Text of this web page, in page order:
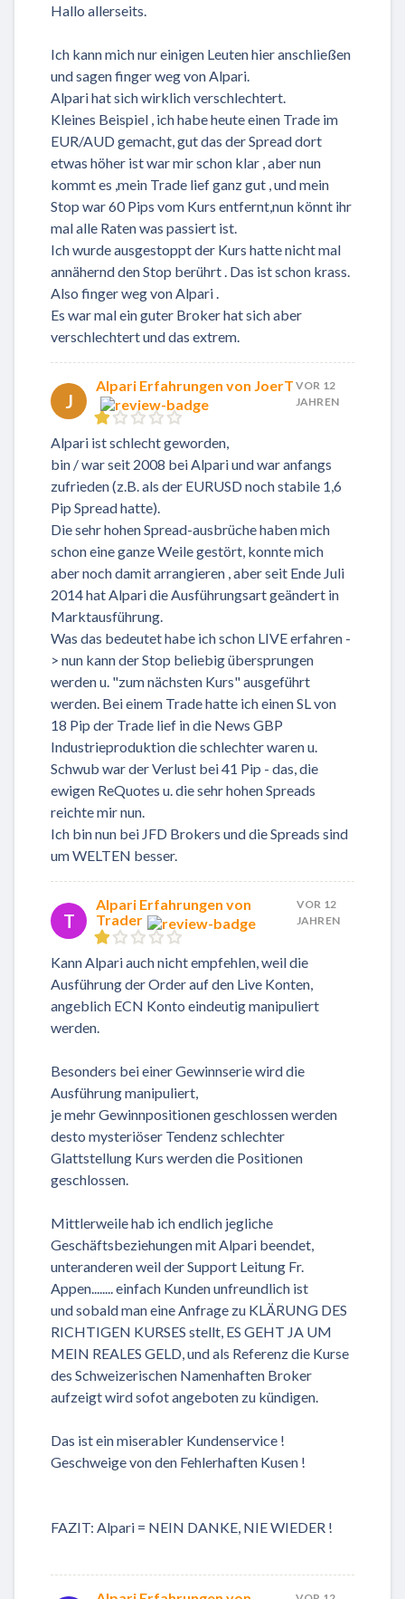
Hallo allerseits.
Ich kann mich nur einigen Leuten hier anschließen
und sagen finger weg von Alpari.
Alpari hat sich wirklich verschlechtert.
Kleines Beispiel , ich habe heute einen Trade im
EUR/AUD gemacht, gut das der Spread dort
etwas höher ist war mir schon klar , aber nun
kommt es ,mein Trade lief ganz gut , und mein
Stop war 60 Pips vom Kurs entfernt,nun könnt ihr
mal alle Raten was passiert ist.
Ich wurde ausgestoppt der Kurs hatte nicht mal
annähernd den Stop berührt . Das ist schon krass.
Also finger weg von Alpari .
Es war mal ein guter Broker hat sich aber
verschlechtert und das extrem.
J
Alpari Erfahrungen von JoerT VOR 12
JAHREN
Alpari ist schlecht geworden,
bin / war seit 2008 bei Alpari und war anfangs
zufrieden (z.B. als der EURUSD noch stabile 1,6
Pip Spread hatte).
Die sehr hohen Spread-ausbrüche haben mich
schon eine ganze Weile gestört, konnte mich
aber noch damit arrangieren , aber seit Ende Juli
2014 hat Alpari die Ausführungsart geändert in
Marktausführung.
Was das bedeutet habe ich schon LIVE erfahren -
> nun kann der Stop beliebig übersprungen
werden u. "zum nächsten Kurs" ausgeführt
werden. Bei einem Trade hatte ich einen SL von
18 Pip der Trade lief in die News GBP
Industrieproduktion die schlechter waren u.
Schwub war der Verlust bei 41 Pip - das, die
ewigen ReQuotes u. die sehr hohen Spreads
reichte mir nun.
Ich bin nun bei JFD Brokers und die Spreads sind
um WELTEN besser.
T
Alpari Erfahrungen von
Trader
VOR 12
JAHREN
Kann Alpari auch nicht empfehlen, weil die
Ausführung der Order auf den Live Konten,
angeblich ECN Konto eindeutig manipuliert
werden.
Besonders bei einer Gewinnserie wird die
Ausführung manipuliert,
je mehr Gewinnpositionen geschlossen werden
desto mysteriöser Tendenz schlechter
Glattstellung Kurs werden die Positionen
geschlossen.
Mittlerweile hab ich endlich jegliche
Geschäftsbeziehungen mit Alpari beendet,
unteranderen weil der Support Leitung Fr.
Appen........ einfach Kunden unfreundlich ist
und sobald man eine Anfrage zu KLÄRUNG DES
RICHTIGEN KURSES stellt, ES GEHT JA UM
MEIN REALES GELD, und als Referenz die Kurse
des Schweizerischen Namenhaften Broker
aufzeigt wird sofot angeboten zu kündigen.
Das ist ein miserabler Kundenservice !
Geschweige von den Fehlerhaften Kusen !
FAZIT: Alpari = NEIN DANKE, NIE WIEDER !